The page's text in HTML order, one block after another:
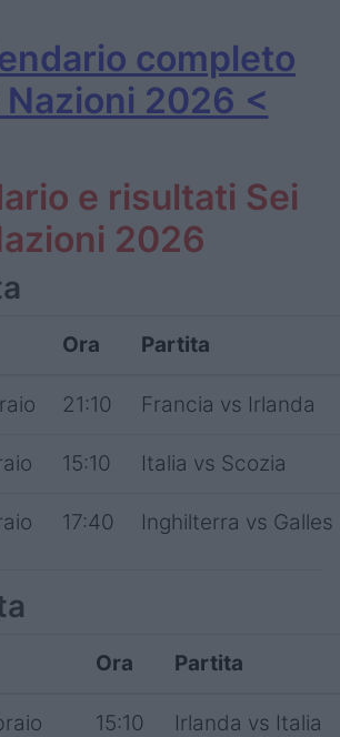
completo
2026 <
e risultati Sei
2026
Ora Partita
21:10 Francia vs Irlanda
15:10 Italia vs Scozia
17:40 Inghilterra vs Galles
Ora Partita
15:10 Irlanda vs Italia